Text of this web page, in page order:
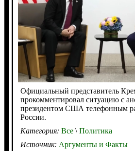
Официальный представитель
прокомментировал ситуацию с
президентом США телефонным
России.
Категория: Все\Политика
Источник: Аргументы и Факты